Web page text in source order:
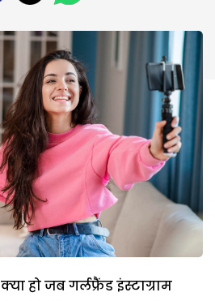
क्या हो जब गर्लफ्रैंड इंस्टाग्राम